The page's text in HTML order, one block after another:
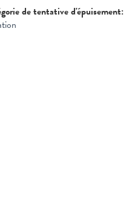
de tentative d'épuisement: